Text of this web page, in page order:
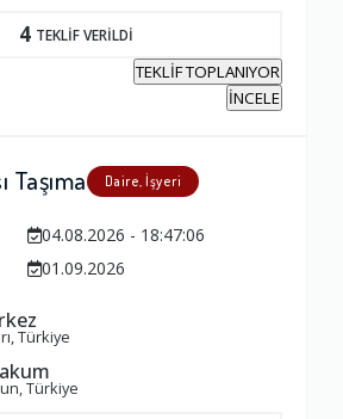
4 TEKLİF VERİLDİ
TEKLİF TOPLANIYOR
İNCELE
Taşıma Daire, İşyeri
04.08.2026 - 18:47:06
01.09.2026
Türkiye
Türkiye